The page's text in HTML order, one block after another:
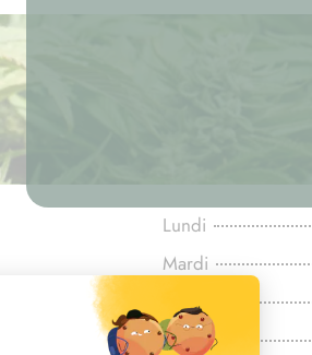
Lundi
Mardi
Mercredi
Jeudi